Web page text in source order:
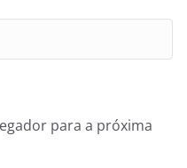
para a próxima